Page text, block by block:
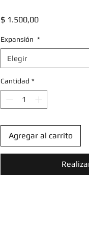
$ 1.500,00Precio
Expansión *
Elegir
Cantidad *
Agregar al carrito